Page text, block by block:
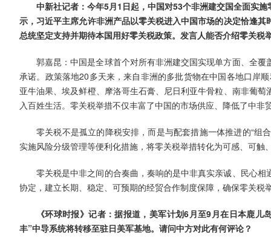
中新社记者：今年5月1日起，中国对53个非洲建交国全面实
示，习近平主席允许非洲产品以零关税进入中国市场的决定恰逢
总统坚定支持并期待本国用好零关税政策。发言人能否介绍零关税
郭嘉昆：中国是全球首个对所有非洲建交国实现单方面、全
承诺。政策落地20多天来，来自非洲的多批货物在中国各地口岸
亚牛油果、埃及鲜橙、摩洛哥生石膏、尼日利亚牛骨粒、南非葡
入百姓生活。零关税举措不仅丰富了中国的市场供应、降低了中
零关税不是孤立的降税安排，而是与配套措施一体推进的“组
实施风险分级管理等便利化措施，将零关税举措转化为可感、可触
零关税是中非之间的合奏曲，奏响的是中非真实亲诚、民心
协定，建立长期、稳定、可预期的经贸合作制度保障，确保零关
《环球时报》记者：据报道，美军计划6月至9月在日本鹿
丰”中导系统将转移至驻日美军基地。请问中方对此有何评论？